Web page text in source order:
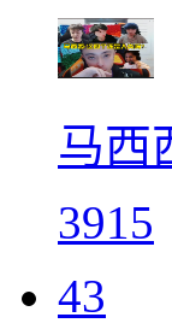
马西
3915
43